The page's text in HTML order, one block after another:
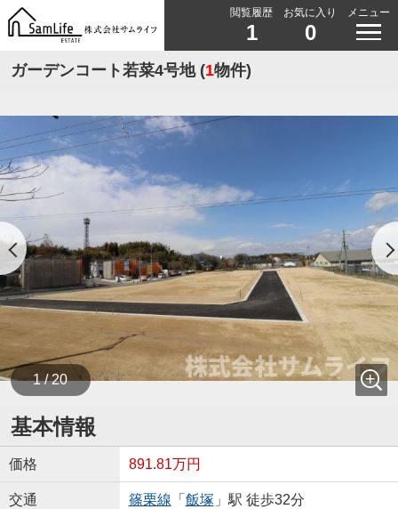
閲覧履歴
1
お気に入り
0
メニュー
ガーデンコート若菜4号地 (1物件)
1 / 20
基本情報
価格 891.81万円
交通 篠栗線 「 飯塚 」駅 徒歩32分